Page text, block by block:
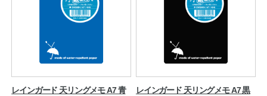
カタログ お知らせ
お問い合わせ プライバシーポリシー
レインガード 天リングメモ A7 青 レインガード 天リングメモ A7 黒